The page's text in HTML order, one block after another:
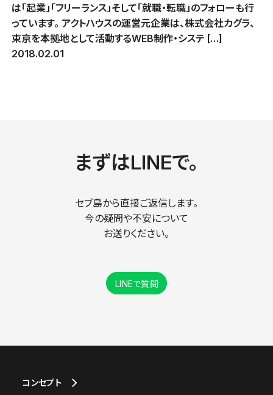
は「起業」「フリーランス」そして「就職・転職」のフォローも行
っています。 アクトハウスの運営元企業は、株式会社カグラ、
東京を本拠地として活動するWEB制作・システ […]
2018.02.01
まずはLINEで。
セブ島から直接ご返信します。
今の疑問や不安について
お送りください。
LINEで質問
コンセプト